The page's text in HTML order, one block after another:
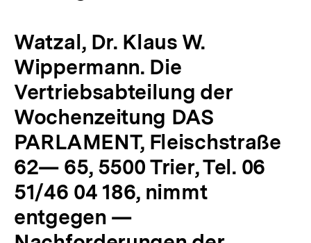
Watzal, Dr. Klaus W.
Wippermann. Die
Vertriebsabteilung der
Wochenzeitung DAS
PARLAMENT, Fleischstraße
62— 65, 5500 Trier, Tel. 06
51/46 04 186, nimmt
entgegen —